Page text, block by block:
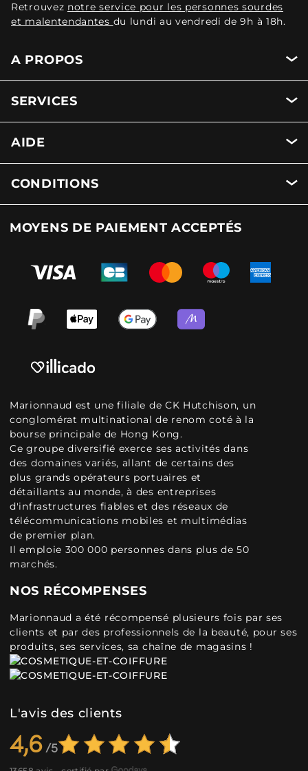
Retrouvez notre service pour les personnes sourdes
et malentendantes du lundi au vendredi de 9h à 18h.
A PROPOS
SERVICES
AIDE
CONDITIONS
MOYENS DE PAIEMENT ACCEPTÉS
Marionnaud est une filiale de CK Hutchison, un
conglomérat multinational de renom coté à la
bourse principale de Hong Kong.
Ce groupe diversifié exerce ses activités dans
des domaines variés, allant de certains des
plus grands opérateurs portuaires et
détaillants au monde, à des entreprises
d'infrastructures fiables et des réseaux de
télécommunications mobiles et multimédias
de premier plan.
Il emploie 300 000 personnes dans plus de 50
marchés.
NOS RÉCOMPENSES
Marionnaud a été récompensé plusieurs fois par ses
clients et par des professionnels de la beauté, pour ses
produits, ses services, sa chaîne de magasins !
L'avis des clients
4,6